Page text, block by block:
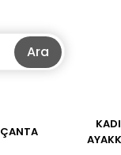
Ara
ÇANTA